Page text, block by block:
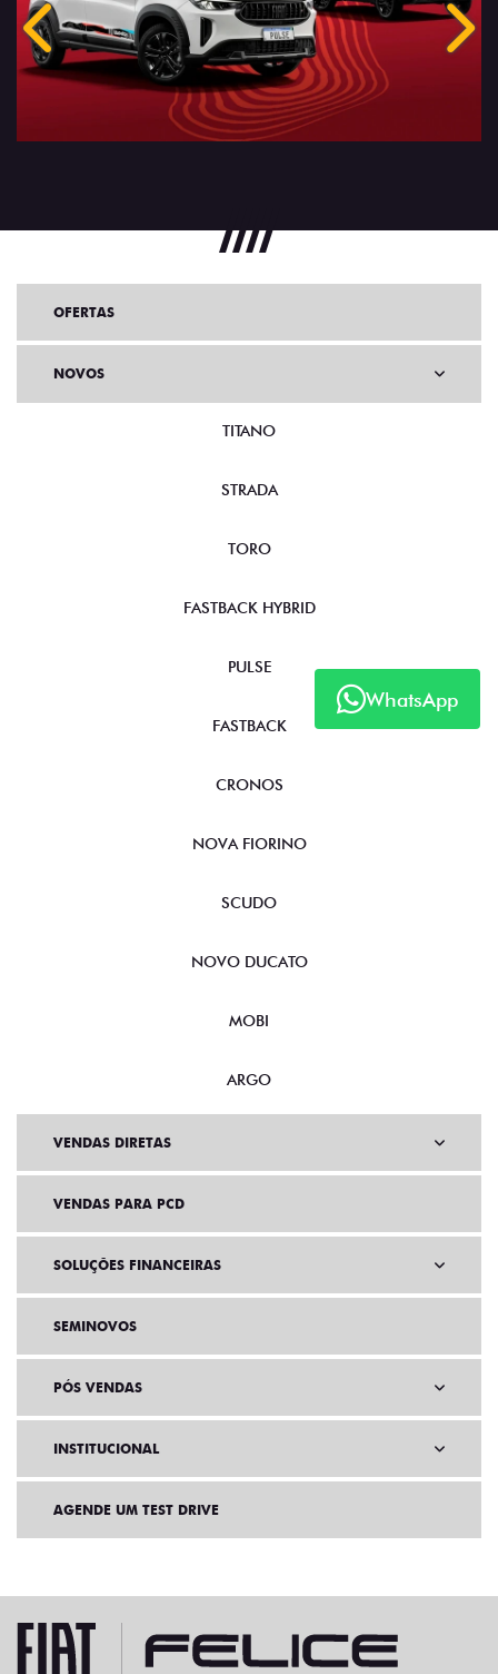
Anterior
WhatsApp
OFERTAS
NOVOS
TITANO
STRADA
TORO
FASTBACK HYBRID
PULSE
FASTBACK
CRONOS
NOVA FIORINO
SCUDO
NOVO DUCATO
MOBI
ARGO
VENDAS DIRETAS
VENDAS PARA PCD
SOLUÇÕES FINANCEIRAS
SEMINOVOS
PÓS VENDAS
INSTITUCIONAL
AGENDE UM TEST DRIVE